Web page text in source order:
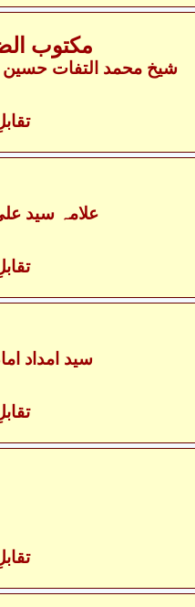
مکتوب
- شیخ محمد التفات حسین
-
- علامہ سید
-
- سید امداد
-
-